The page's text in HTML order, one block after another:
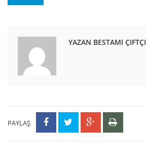
YAZAN BESTAMI ÇIFTÇI
PAYLAŞ